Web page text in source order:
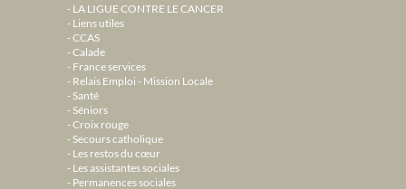
LA LIGUE CONTRE LE CANCER
Liens utiles
CCAS
Calade
France services
Relais Emploi - Mission Locale
Santé
Séniors
Croix rouge
Secours catholique
Les restos du cœur
Les assistantes sociales
Permanences sociales